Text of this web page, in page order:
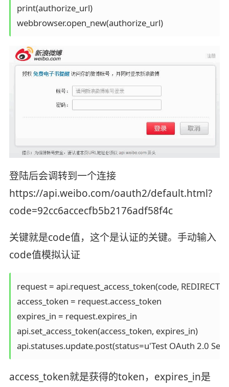
print(authorize_url)
webbrowser.open_new(authorize_url)
登陆后会调转到一个连接
https://api.weibo.com/oauth2/default.html?
code=92cc6accecfb5b2176adf58f4c
关键就是code值，这个是认证的关键。手动输入
code值模拟认证
request = api.request_access_token(code,
access_token = request.access_token
expires_in = request.expires_in
api.set_access_token(access_token, expires_in)
api.statuses.update.post(status=u'Test OAuth 2.0
access_token就是获得的token，expires_in是